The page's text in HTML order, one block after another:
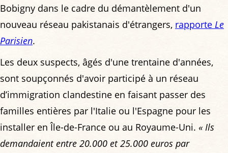
Bobigny dans le cadre du démantèlement d'un
nouveau réseau pakistanais d'étrangers, rapporte Le
Parisien.
Les deux suspects, âgés d'une trentaine d'années,
sont soupçonnés d'avoir participé à un réseau
d’immigration clandestine en faisant passer des
familles entières par l'Italie ou l'Espagne pour les
installer en Île-de-France ou au Royaume-Uni. « Ils
demandaient entre 20.000 et 25.000 euros par